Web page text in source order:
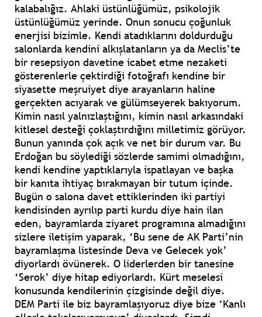
kalabalığız. Ahlaki üstünlüğümüz, psikolojik
üstünlüğümüz yerinde. Onun sonucu çoğunluk
enerjisi bizimle. Kendi atadıklarını doldurduğu
salonlarda kendini alkışlatanların ya da Meclis’te
bir resepsiyon davetine icabet etme nezaketi
gösterenlerle çektirdiği fotoğrafı kendine bir
siyasette meşruiyet diye arayanların haline
gerçekten acıyarak ve gülümseyerek bakıyorum.
Kimin nasıl yalnızlaştığını, kimin nasıl arkasındaki
kitlesel desteği çoklaştırdığını milletimiz görüyor.
Bunun yanında çok açık ve net bir durum var. Bu
Erdoğan bu söylediği sözlerde samimi olmadığını,
kendi kendine yaptıklarıyla ispatlayan ve başka
bir kanıta ihtiyaç bırakmayan bir tutum içinde.
Bugün o salona davet ettiklerinden iki partiyi
kendisinden ayrılıp parti kurdu diye hain ilan
eden, bayramlarda ziyaret programına almadığını
sizlere iletişim yaparak, ‘Bu sene de AK Parti’nin
bayramlaşma listesinde Deva ve Gelecek yok’
diyorlardı övünerek. O liderlerden bir tanesine
‘Serok’ diye hitap ediyorlardı. Kürt meselesi
konusunda kendilerinin çizgisinde değil diye.
DEM Parti ile biz bayramlaşıyoruz diye bize ‘Kanlı